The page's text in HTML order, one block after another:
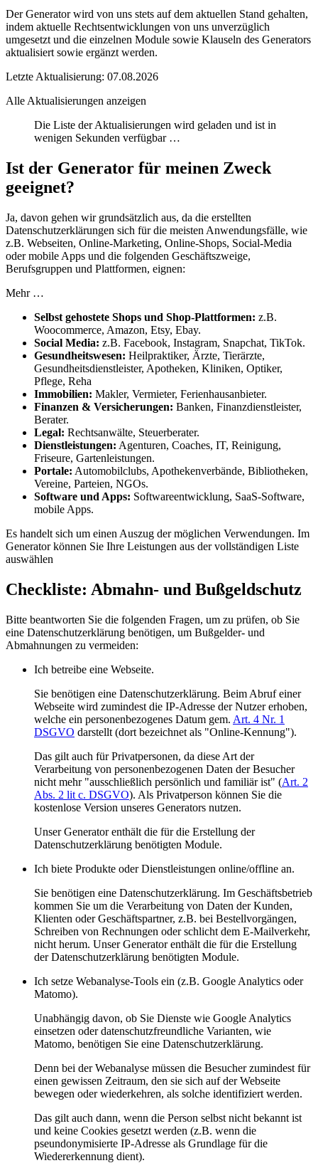
Der Generator wird von uns stets auf dem aktuellen Stand gehalten,
indem aktuelle Rechtsentwicklungen von uns unverzüglich
umgesetzt und die einzelnen Module sowie Klauseln des Generators
aktualisiert sowie ergänzt werden.
Letzte Aktualisierung: 07.08.2026
Alle Aktualisierungen anzeigen
Die Liste der Aktualisierungen wird geladen und ist in
wenigen Sekunden verfügbar …
Ist der Generator für meinen Zweck
geeignet?
Ja, davon gehen wir grundsätzlich aus, da die erstellten
Datenschutzerklärungen sich für die meisten Anwendungsfälle, wie
z.B. Webseiten, Online-Marketing, Online-Shops, Social-Media
oder mobile Apps und die folgenden Geschäftszweige,
Berufsgruppen und Plattformen, eignen:
Mehr …
Selbst gehostete Shops und Shop-Plattformen: z.B.
Woocommerce, Amazon, Etsy, Ebay.
Social Media: z.B. Facebook, Instagram, Snapchat, TikTok.
Gesundheitswesen: Heilpraktiker, Ärzte, Tierärzte,
Gesundheitsdienstleister, Apotheken, Kliniken, Optiker,
Pflege, Reha
Immobilien: Makler, Vermieter, Ferienhausanbieter.
Finanzen & Versicherungen: Banken, Finanzdienstleister,
Berater.
Legal: Rechtsanwälte, Steuerberater.
Dienstleistungen: Agenturen, Coaches, IT, Reinigung,
Friseure, Gartenleistungen.
Portale: Automobilclubs, Apothekenverbände, Bibliotheken,
Vereine, Parteien, NGOs.
Software und Apps: Softwareentwicklung, SaaS-Software,
mobile Apps.
Es handelt sich um einen Auszug der möglichen Verwendungen. Im
Generator können Sie Ihre Leistungen aus der vollständigen Liste
auswählen
Checkliste: Abmahn- und Bußgeldschutz
Bitte beantworten Sie die folgenden Fragen, um zu prüfen, ob Sie
eine Datenschutzerklärung benötigen, um Bußgelder- und
Abmahnungen zu vermeiden:
Ich betreibe eine Webseite.
Sie benötigen eine Datenschutzerklärung. Beim Abruf einer
Webseite wird zumindest die IP-Adresse der Nutzer erhoben,
welche ein personenbezogenes Datum gem. Art. 4 Nr. 1
DSGVO darstellt (dort bezeichnet als "Online-Kennung").
Das gilt auch für Privatpersonen, da diese Art der
Verarbeitung von personenbezogenen Daten der Besucher
nicht mehr "ausschließlich persönlich und familiär ist" (Art. 2
Abs. 2 lit c. DSGVO). Als Privatperson können Sie die
kostenlose Version unseres Generators nutzen.
Unser Generator enthält die für die Erstellung der
Datenschutzerklärung benötigten Module.
Ich biete Produkte oder Dienstleistungen online/offline an.
Sie benötigen eine Datenschutzerklärung. Im Geschäftsbetrieb
kommen Sie um die Verarbeitung von Daten der Kunden,
Klienten oder Geschäftspartner, z.B. bei Bestellvorgängen,
Schreiben von Rechnungen oder schlicht dem E-Mailverkehr,
nicht herum. Unser Generator enthält die für die Erstellung
der Datenschutzerklärung benötigten Module.
Ich setze Webanalyse-Tools ein (z.B. Google Analytics oder
Matomo).
Unabhängig davon, ob Sie Dienste wie Google Analytics
einsetzen oder datenschutzfreundliche Varianten, wie
Matomo, benötigen Sie eine Datenschutzerklärung.
Denn bei der Webanalyse müssen die Besucher zumindest für
einen gewissen Zeitraum, den sie sich auf der Webseite
bewegen oder wiederkehren, als solche identifiziert werden.
Das gilt auch dann, wenn die Person selbst nicht bekannt ist
und keine Cookies gesetzt werden (z.B. wenn die
pseundonymisierte IP-Adresse als Grundlage für die
Wiedererkennung dient).